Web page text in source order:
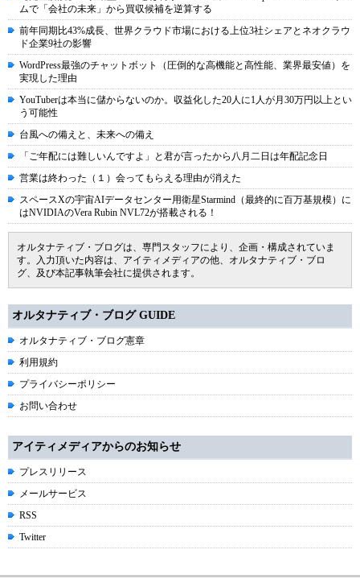
ムで「会社の未来」から買収候補を逆算する
前年同期比43%成長、世界クラウド市場における上位3社シェアとネオクラウ
ド企業9社の影響
WordPress最強のチャットボット（圧倒的な高機能と高性能、業界最安値）を
実現した理由
YouTuberは本当に儲からないのか。収益化した20人に1人が月30万円以上とい
う可能性
台風への備えと、未来への備え
「ご年配には難しいんですよ」と君が言ったから八月二日は年配記念日
営業は終わった（１）会ってもらえる理由が消えた
スペースXの宇宙AIデータセンター用衛星Starmind（最終的に百万基規模）に
はNVIDIAのVera Rubin NVL72が搭載される！
オルタナティブ・ブログは、専門スタッフにより、企画・構成されていま
す。入力頂いた内容は、アイティメディアの他、オルタナティブ・ブロ
グ、及び本記事執筆会社に提供されます。
オルタナティブ・ブログ GUIDE
オルタナティブ・ブログ憲章
利用規約
プライバシーポリシー
お問い合わせ
アイティメディアからのお知らせ
プレスリリース
メールサービス
RSS
Twitter